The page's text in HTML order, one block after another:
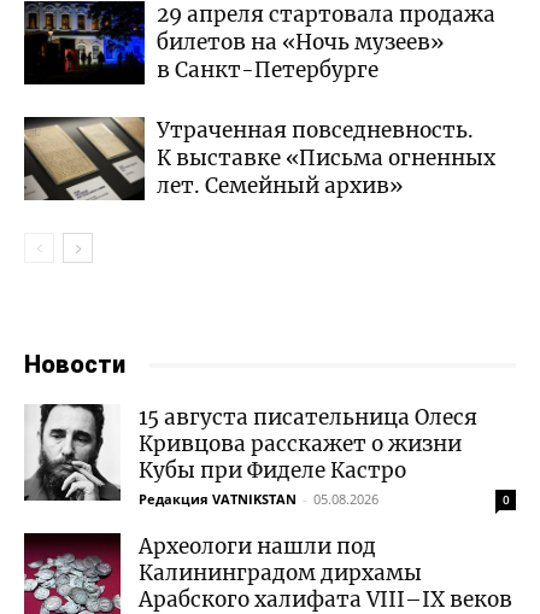
29 апреля стартовала продажа
билетов на «Ночь музеев»
в Санкт-Петербурге
Утраченная повседневность.
К выставке «Письма огненных
лет. Семейный архив»
Новости
15 августа писательница Олеся
Кривцова расскажет о жизни
Кубы при Фиделе Кастро
Редакция VATNIKSTAN - 05.08.2026 0
Археологи нашли под
Калининградом дирхамы
Арабского халифата VIII–IX веков